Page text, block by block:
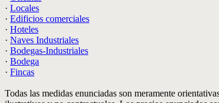
· Locales
· Edificios comerciales
· Hoteles
· Naves Industriales
· Bodegas-Industriales
· Bodega
· Fincas
Todas las medidas enunciadas son meramente